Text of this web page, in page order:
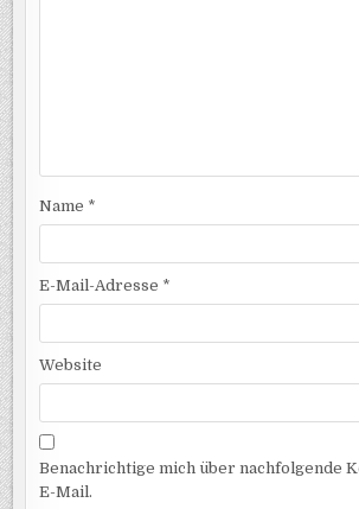
Name *
E-Mail-Adresse *
Website
Benachrichtige mich über nachfolgende
E-Mail.